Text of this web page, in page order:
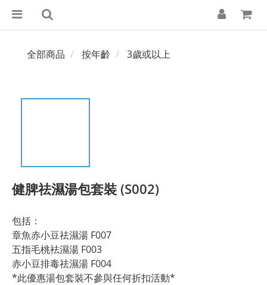
全部商品 按年齡 3歲或以上
健脾祛濕湯包套裝 (S002)
包括：
章魚赤小豆祛濕湯 F007
五指毛桃袪濕湯 F003
赤小豆排毒祛濕湯 F004
*此優惠湯包套裝不參與任何折扣活動*